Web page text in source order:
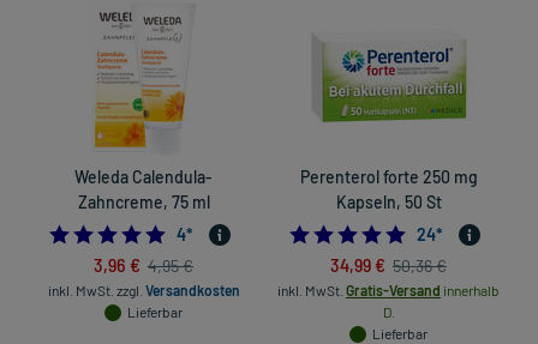
Weleda Calendula-
Zahncreme, 75 ml
4.75
4*
3,96 € 4,95 €
inkl. MwSt. zzgl. Versandkosten
Lieferbar
Perenterol forte 250 mg
Kapseln, 50 St
5.0
24*
34,99 € 50,36 €
inkl. MwSt. Gratis-Versand innerhalb
D.
Lieferbar